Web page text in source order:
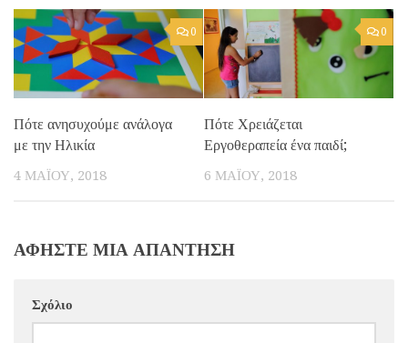
0
Πότε ανησυχούμε ανάλογα
με την Ηλικία
4 ΜΑΪ́ΟΥ, 2018
0
Πότε Χρειάζεται
Εργοθεραπεία ένα παιδί;
6 ΜΑΪ́ΟΥ, 2018
ΑΦΉΣΤΕ ΜΙΑ ΑΠΆΝΤΗΣΗ
Σχόλιο